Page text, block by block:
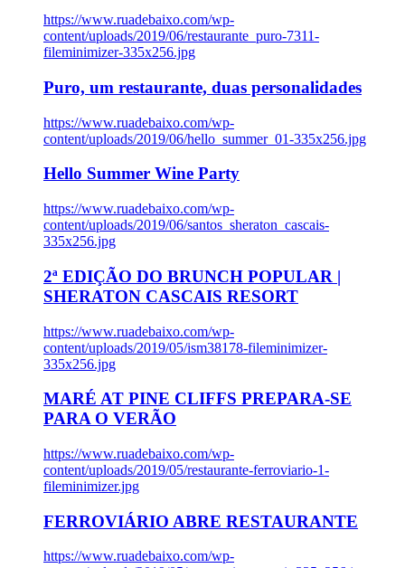
https://www.ruadebaixo.com/wp-
content/uploads/2019/06/restaurante_puro-7311-
fileminimizer-335x256.jpg
Puro, um restaurante, duas personalidades
https://www.ruadebaixo.com/wp-
content/uploads/2019/06/hello_summer_01-335x256.jpg
Hello Summer Wine Party
https://www.ruadebaixo.com/wp-
content/uploads/2019/06/santos_sheraton_cascais-
335x256.jpg
2ª EDIÇÃO DO BRUNCH POPULAR |
SHERATON CASCAIS RESORT
https://www.ruadebaixo.com/wp-
content/uploads/2019/05/ism38178-fileminimizer-
335x256.jpg
MARÉ AT PINE CLIFFS PREPARA-SE
PARA O VERÃO
https://www.ruadebaixo.com/wp-
content/uploads/2019/05/restaurante-ferroviario-1-
fileminimizer.jpg
FERROVIÁRIO ABRE RESTAURANTE
https://www.ruadebaixo.com/wp-